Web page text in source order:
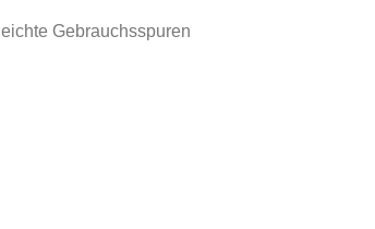
leichte Gebrauchsspuren